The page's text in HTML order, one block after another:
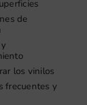
de
los vinilos
frecuentes y